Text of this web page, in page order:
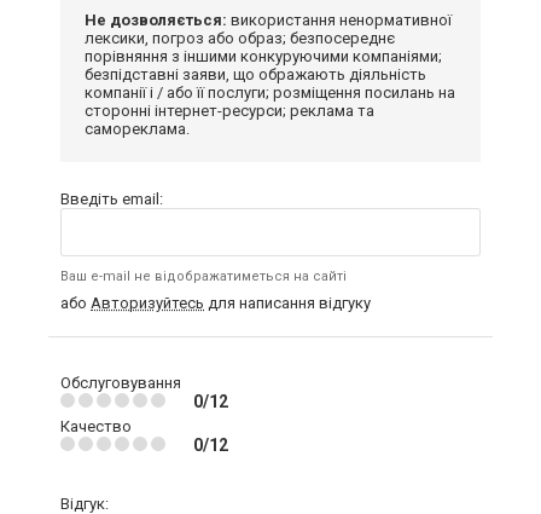
Не дозволяється: використання ненормативної
лексики, погроз або образ; безпосереднє
порівняння з іншими конкуруючими компаніями;
безпідставні заяви, що ображають діяльність
компанії і / або її послуги; розміщення посилань на
сторонні інтернет-ресурси; реклама та
самореклама.
Введіть email:
Ваш e-mail не відображатиметься на сайті
або Авторизуйтесь для написання відгуку
Обслуговування
0/12
Качество
0/12
Відгук: